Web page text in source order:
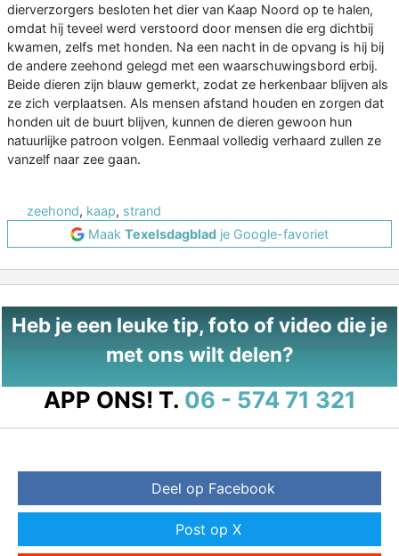
dierverzorgers besloten het dier van Kaap Noord op te halen,
omdat hij teveel werd verstoord door mensen die erg dichtbij
kwamen, zelfs met honden. Na een nacht in de opvang is hij bij
de andere zeehond gelegd met een waarschuwingsbord erbij.
Beide dieren zijn blauw gemerkt, zodat ze herkenbaar blijven als
ze zich verplaatsen. Als mensen afstand houden en zorgen dat
honden uit de buurt blijven, kunnen de dieren gewoon hun
natuurlijke patroon volgen. Eenmaal volledig verhaard zullen ze
vanzelf naar zee gaan.
zeehond, kaap, strand
Maak Texelsdagblad je Google-favoriet
Heb je een leuke tip, foto of video die je
met ons wilt delen?
APP ONS! T. 06 - 574 71 321
Deel op Facebook
Post op X